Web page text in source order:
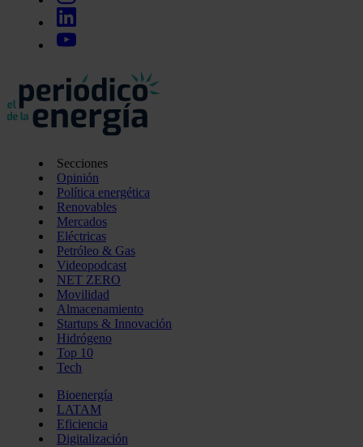
Secciones
Opinión
Política energética
Renovables
Mercados
Eléctricas
Petróleo & Gas
Videopodcast
NET ZERO
Movilidad
Almacenamiento
Startups & Innovación
Hidrógeno
Top 10
Tech
Bioenergía
LATAM
Eficiencia
Digitalización